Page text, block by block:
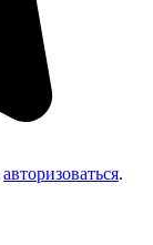
авторизоваться.